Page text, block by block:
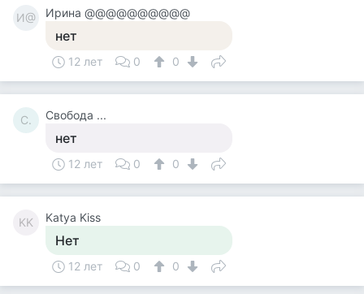
И@ Ирина @@@@@@@@@@
нет
12 лет 0 0
С. Свобода ...
нет
12 лет 0 0
KK Katya Kiss
Нет
12 лет 0 0